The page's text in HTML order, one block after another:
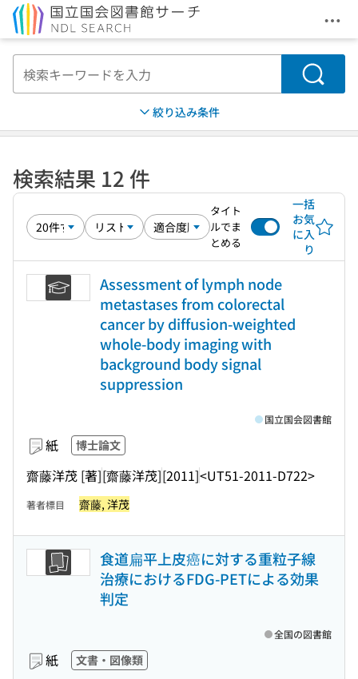
メ
検索
絞り込み条件
検索結果 12 件
タイト
ルでま
とめる
一括
お気
に入
り
Assessment of lymph node
metastases from colorectal
cancer by diffusion-weighted
whole-body imaging with
background body signal
suppression
紙 博士論文
齋藤洋茂 [著][齋藤洋茂][2011]<UT51-2011-D722>
国立国会図書館
著者標目 齋藤, 洋茂
食道扁平上皮癌に対する重粒子線
治療におけるFDG-PETによる効果
判定
紙 文書・図像類
全国の図書館